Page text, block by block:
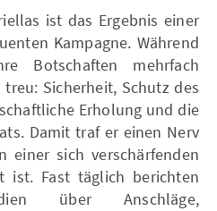
ist das Ergebnis einer
Kampagne. Während
Botschaften mehrfach
Sicherheit, Schutz des
Erholung und die
Damit traf er einen Nerv
einer sich verschärfenden
ist. Fast täglich berichten
über Anschläge,